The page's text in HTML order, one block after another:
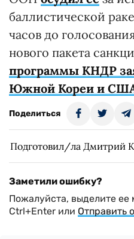
баллистической
часов до
нового пакета
программы КНДР
Южной Кореи и
Поделиться
Подготовил/ла Дмитрий
Заметили ошибку?
Пожалуйста, выделите
Ctrl+Enter или Отправить